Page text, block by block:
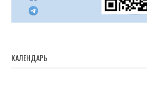
КАЛЕНДАРЬ